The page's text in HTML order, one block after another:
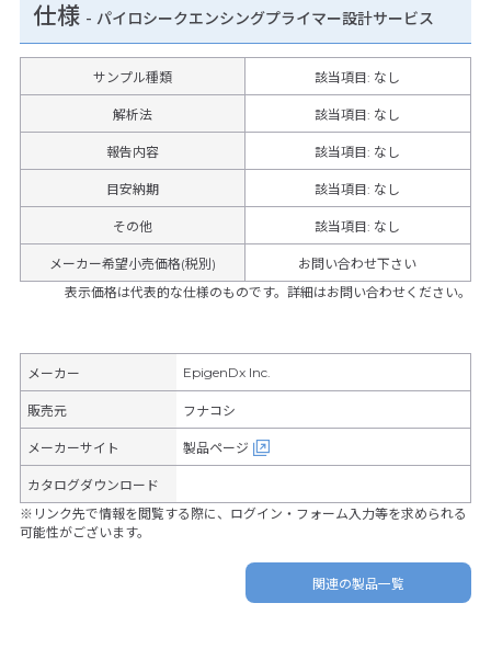
仕様 - パイロシークエンシングプライマー設計サービス
サンプル種類 該当項目: なし
解析法 該当項目: なし
報告内容 該当項目: なし
目安納期 該当項目: なし
その他 該当項目: なし
メーカー希望小売価格(税別)
お問い合わせ下さい
表示価格は代表的な仕様のものです。詳細はお問い合わせください。
メーカー EpigenDx Inc.
販売元 フナコシ
メーカーサイト 製品ページ
カタログダウンロード
※リンク先で情報を閲覧する際に、ログイン・フォーム入力等を求められる
可能性がございます。
関連の製品一覧